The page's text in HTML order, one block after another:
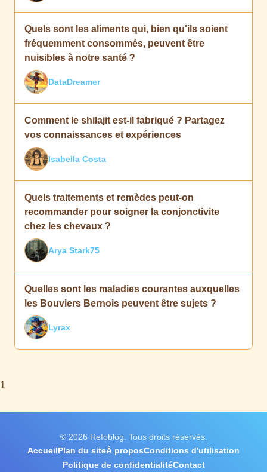
Quels sont les aliments qui, bien qu'ils soient
fréquemment consommés, peuvent être
nuisibles à notre santé ?
DataDreamer
Comment le shilajit est-il fabriqué ? Partagez
vos connaissances et expériences
Isabella Costa
Quels traitements et remèdes peut-on
recommander pour soigner la conjonctivite
chez les chevaux ?
Arya Stark75
Quelles sont les maladies courantes auxquelles
les Bouviers Bernois peuvent être sujets ?
Lyrax
1
© 2026 Refoblog. Tous droits réservés.
AccueilPlan du siteÀ proposConditions d'utilisation
Politique de confidentialitéContact